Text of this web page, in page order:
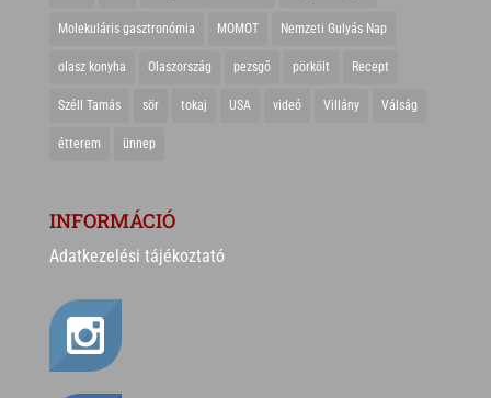
Molekuláris gasztronómia MOMOT Nemzeti Gulyás Nap
olasz konyha Olaszország pezsgő pörkölt Recept
Széll Tamás sör tokaj USA videó Villány Válság
étterem ünnep
INFORMÁCIÓ
Adatkezelési tájékoztató